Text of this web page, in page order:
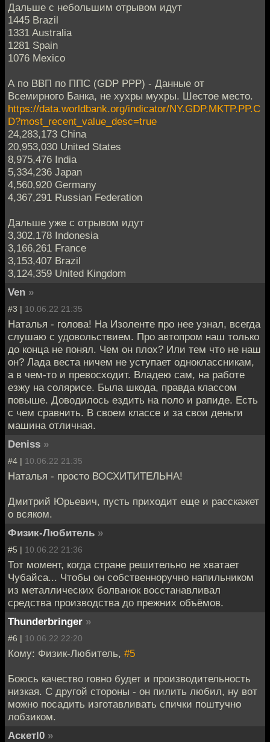
Дальше с небольшим отрывом идут
1445 Brazil
1331 Australia
1281 Spain
1076 Mexico
А по ВВП по ППС (GDP PPP) - Данные от
Всемирного Банка, не хухры мухры. Шестое место.
https://data.worldbank.org/indicator/NY.GDP.MKTP.PP.C
D?most_recent_value_desc=true
24,283,173 China
20,953,030 United States
8,975,476 India
5,334,236 Japan
4,560,920 Germany
4,367,291 Russian Federation
Дальше уже с отрывом идут
3,302,178 Indonesia
3,166,261 France
3,153,407 Brazil
3,124,359 United Kingdom
Ven »
#3 | 10.06.22 21:35
Наталья - голова! На Изоленте про нее узнал, всегда
слушаю с удовольствием. Про автопром наш только
до конца не понял. Чем он плох? Или тем что не наш
он? Лада веста ничем не уступает одноклассникам,
а в чем-то и превосходит. Владею сам, на работе
езжу на солярисе. Была шкода, правда классом
повыше. Доводилось ездить на поло и рапиде. Есть
с чем сравнить. В своем классе и за свои деньги
машина отличная.
Deniss »
#4 | 10.06.22 21:35
Наталья - просто ВОСХИТИТЕЛЬНА!
Дмитрий Юрьевич, пусть приходит еще и расскажет
о всяком.
Физик-Любитель »
#5 | 10.06.22 21:36
Тот момент, когда стране решительно не хватает
Чубайса... Чтобы он собственноручно напильником
из металлических болванок восстанавливал
средства производства до прежних объёмов.
Thunderbringer »
#6 | 10.06.22 22:20
Кому: Физик-Любитель, #5
Боюсь качество говно будет и производительность
низкая. С другой стороны - он пилить любил, ну вот
можно посадить изготавливать спички поштучно
лобзиком.
Аскетl0 »